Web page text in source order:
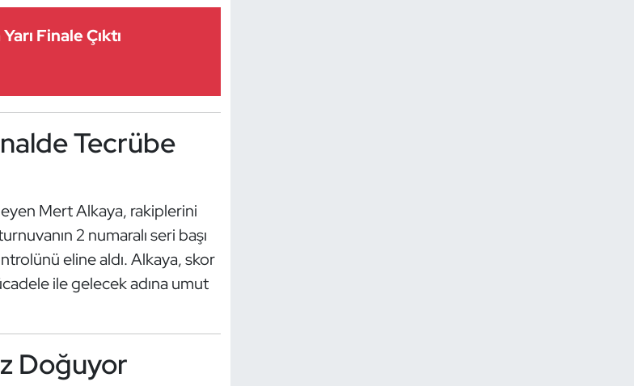
Finale Çıktı
Tecrübe
Mert Alkaya, rakiplerini
2 numaralı seri başı
eline aldı. Alkaya, skor
ile gelecek adına umut
Doğuyor